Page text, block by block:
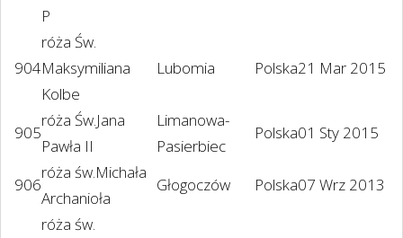
P
904
róża Św.
Maksymiliana
Kolbe
Lubomia Polska21 Mar 2015
905
róża Św.Jana
Pawła II
Limanowa-
Pasierbiec
Polska01 Sty 2015
906
róża św.Michała
Archanioła
Głogoczów Polska07 Wrz 2013
róża św.